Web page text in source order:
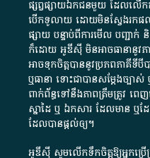
ផ្សព្វផ្សាយ​ឯកជន​មួយ​ ដែល​ល
បើក​ទូលាយ​ ដោយ​មិនស្វែង​រក​
ផ្សាយ​ បន្ទាប់​ពី​ការ​មើល​ បញ្ជា
ក៏​ដោយ​ អូ​ឌី​ស៊ី​ មិន​អាច​ធានា​នូវ​
អាច​ទុកចិត្ត​បាននូវ​ប្រភព​ភាគី​ទី​
ឬ​ធានា​ ទោះជា​បាន​សម្តែង​ច្បា
ពាក់ព័ន្ធ​ទៅ​នឹង​ភាព​ត្រឹមត្រូវ​
ស្នាដៃ​ ឬ​ ឯកសារ​ ដែល​មាន​
ដែល​បាន​ផ្តល់​ឲ្យ​។
អូឌីស៊ី សូមលើកទឹកចិត្តឱ្យអ្នកប្រើ